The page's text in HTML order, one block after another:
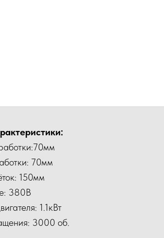
70мм
150мм
380В
1.1кВт
3000 об.